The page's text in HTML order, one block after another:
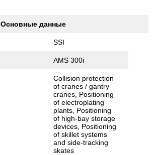
Основные данные
SSI
AMS 300i
Collision protection
of cranes / gantry
cranes, Positioning
of electroplating
plants, Positioning
of high-bay storage
devices, Positioning
of skillet systems
and side-tracking
skates